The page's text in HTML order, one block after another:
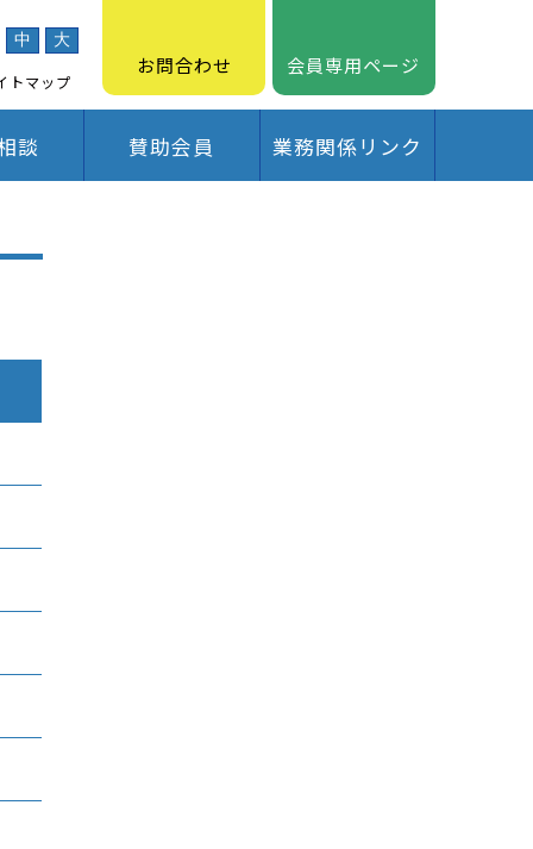
中 大
トマップ
お問合わせ 会員専用ページ
談 賛助会員 業務関係リンク